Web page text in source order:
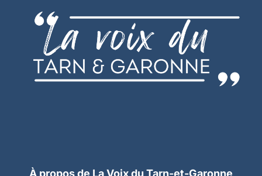
À propos de La Voix du Tarn-et-Garonne